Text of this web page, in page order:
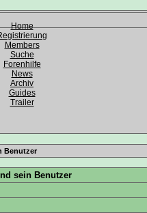
Home
Members
Suche
Forenhilfe
News
Archiv
Guides
Trailer
Benutzer
sein Benutzer